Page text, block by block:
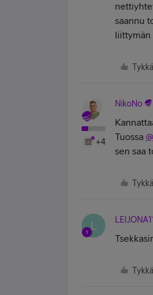
saannu
liittymän
+4
NikoNo
Tuossa
sen saa
L LEIJONA11